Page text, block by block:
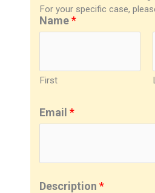
For your specific case,
Name*
First
Email *
Description *